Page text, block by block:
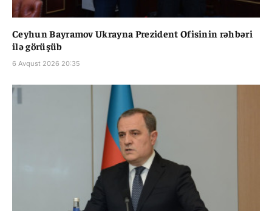
Ceyhun Bayramov Ukrayna Prezident Ofisinin rəhbəri
ilə görüşüb
6 Avqust 2026 20:35